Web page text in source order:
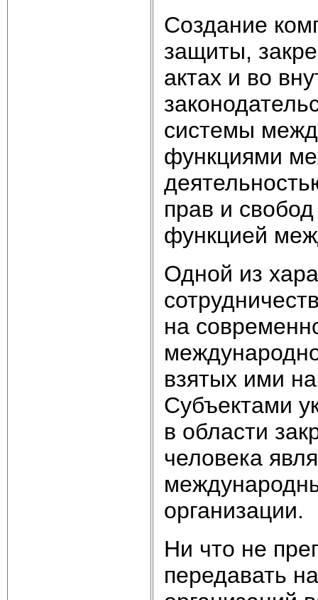
Создание
защиты,
актах и во
системы
функциями
прав и
функцией
Одной из
на
взятых ими
Субъектами
в области
человека
организации.
Ни что не
передавать